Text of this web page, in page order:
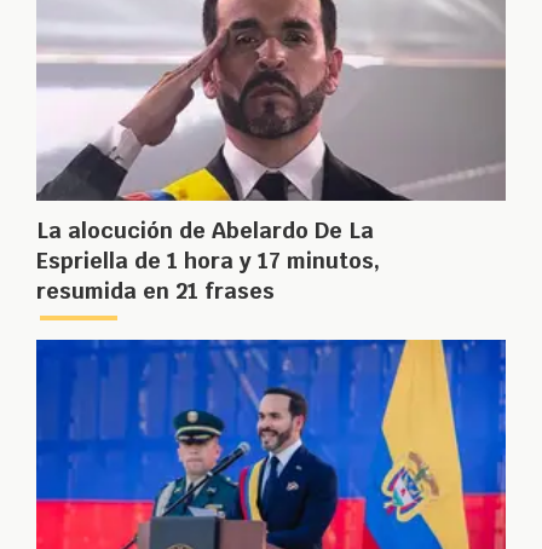
La alocución de Abelardo De La
Espriella de 1 hora y 17 minutos,
resumida en 21 frases